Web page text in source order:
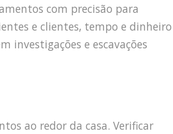
com precisão para
e clientes, tempo e dinheiro
investigações e escavações
ao redor da casa. Verificar